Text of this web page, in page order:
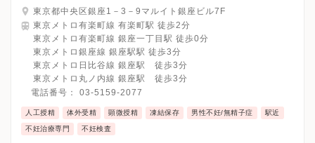
東京都中央区銀座1－3－9マルイト銀座ビル7F
東京メトロ有楽町線 有楽町駅 徒歩2分
東京メトロ有楽町線 銀座一丁目駅 徒歩0分
東京メトロ銀座線 銀座駅駅 徒歩3分
東京メトロ日比谷線 銀座駅 徒歩3分
東京メトロ丸ノ内線 銀座駅 徒歩3分
電話番号： 03-5159-2077
人工授精 体外受精 顕微授精 凍結保存 男性不妊/無精子症 駅近
不妊治療専門 不妊検査